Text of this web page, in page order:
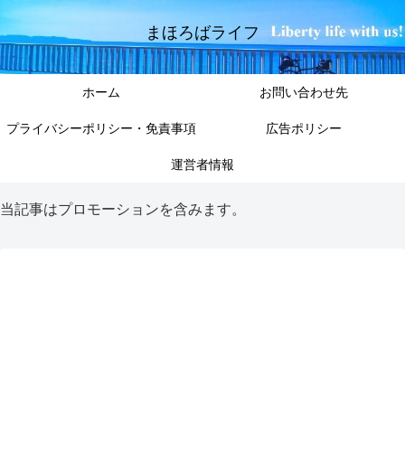
まほろばライフ
ホーム お問い合わせ先
プライバシーポリシー・免責事項 広告ポリシー
運営者情報
当記事はプロモーションを含みます。